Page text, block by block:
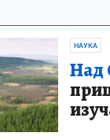
НАУКА
Над